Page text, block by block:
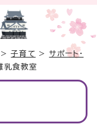
>子育て > サポート・
乳食教室